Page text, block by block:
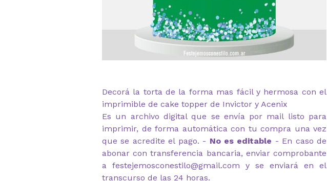
Decorá la torta de la forma mas fácil y hermosa con el
imprimible de cake topper de Invictor y Acenix
Es un archivo digital que se envía por mail listo para
imprimir, de forma automática con tu compra una vez
que se acredite el pago. - No es editable - En caso de
abonar con transferencia bancaria, enviar comprobante
a festejemosconestilo@gmail.com y se enviará en el
transcurso de las 24 horas.